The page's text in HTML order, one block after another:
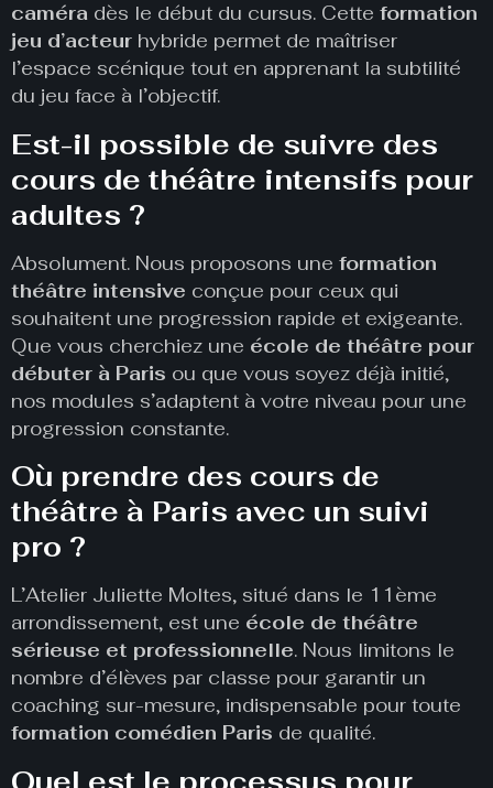
caméra dès le début du cursus. Cette formation
jeu d’acteur hybride permet de maîtriser
l’espace scénique tout en apprenant la subtilité
du jeu face à l’objectif.
Est-il possible de suivre des
cours de théâtre intensifs pour
adultes ?
Absolument. Nous proposons une formation
théâtre intensive conçue pour ceux qui
souhaitent une progression rapide et exigeante.
Que vous cherchiez une école de théâtre pour
débuter à Paris ou que vous soyez déjà initié,
nos modules s’adaptent à votre niveau pour une
progression constante.
Où prendre des cours de
théâtre à Paris avec un suivi
pro ?
L’Atelier Juliette Moltes, situé dans le 11ème
arrondissement, est une école de théâtre
sérieuse et professionnelle. Nous limitons le
nombre d’élèves par classe pour garantir un
coaching sur-mesure, indispensable pour toute
formation comédien Paris de qualité.